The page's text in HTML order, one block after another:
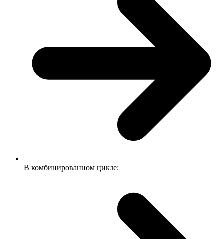
В комбинированном цикле: